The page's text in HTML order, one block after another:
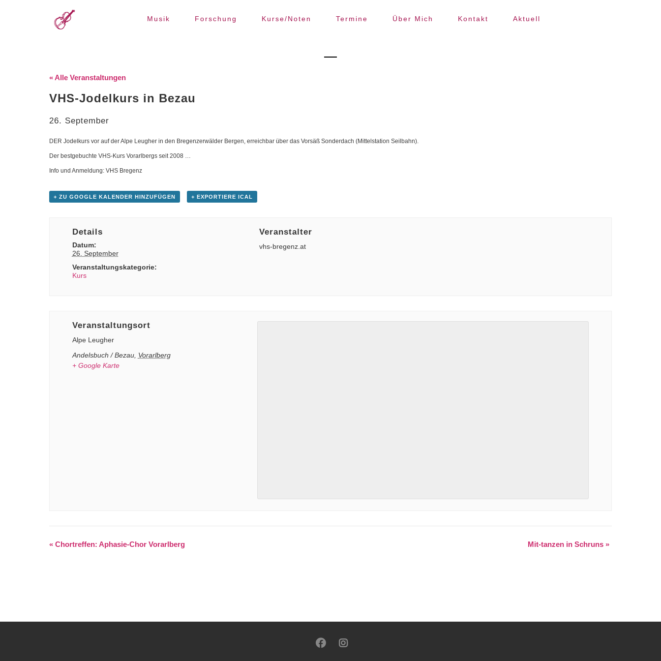
Musik Forschung Kurse/Noten Termine Über Mich Kontakt Aktuell
« Alle Veranstaltungen
VHS-Jodelkurs in Bezau
26. September
DER Jodelkurs vor auf der Alpe Leugher in den Bregenzerwälder Bergen, erreichbar über das Vorsäß Sonderdach (Mittelstation Seilbahn).
Der bestgebuchte VHS-Kurs Vorarlbergs seit 2008 …
Info und Anmeldung: VHS Bregenz
+ ZU GOOGLE KALENDER HINZUFÜGEN + EXPORTIERE ICAL
Details
Datum:
26. September
Veranstaltungskategorie:
Kurs
Veranstalter
vhs-bregenz.at
Veranstaltungsort
Alpe Leugher
Andelsbuch / Bezau, Vorarlberg
+ Google Karte
« Chortreffen: Aphasie-Chor Vorarlberg Mit-tanzen in Schruns »